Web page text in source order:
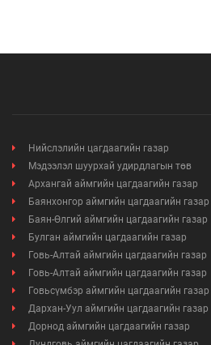
Нийслэлийн цагдаагийн газар
Мэдээлэл шуурхай удирдлагын төв
Архангай аймгийн цагдаагийн газар
Баянхонгор аймгийн цагдаагийн газар
Баян-Өлгий аймгийн цагдаагийн газар
Булган аймгийн цагдаагийн газар
Говь-Алтай аймгийн цагдаагийн газар
Говь-Алтай аймгийн цагдаагийн газар
Говьсүмбэр аймгийн цагдаагийн газар
Дархан-Уул аймгийн цагдаагийн газар
Дорнод аймгийн цагдаагийн газар